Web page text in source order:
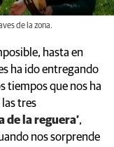
de la zona.
hasta en
ha ido entregando
tiempos que nos ha
tres
de la reguera’,
nos sorprende